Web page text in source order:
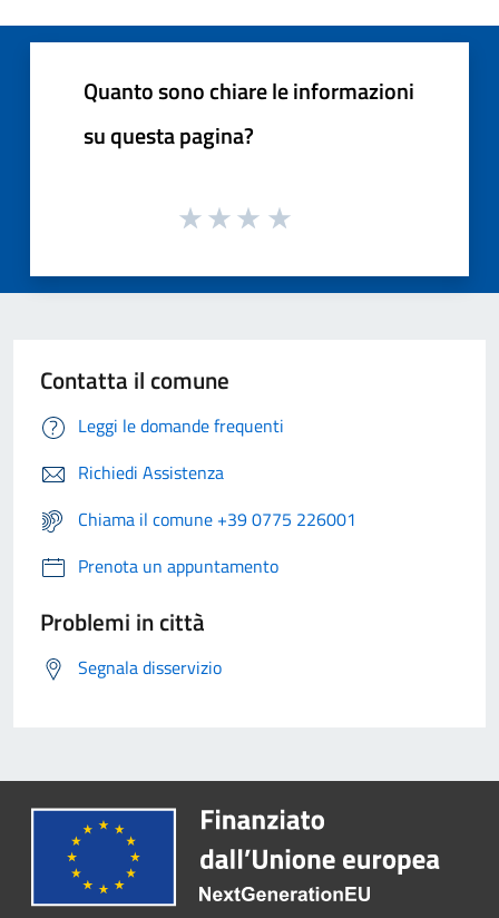
Quanto sono chiare le informazioni
su questa pagina?
Contatta il comune
Leggi le domande frequenti
Richiedi Assistenza
Chiama il comune +39 0775 226001
Prenota un appuntamento
Problemi in città
Segnala disservizio